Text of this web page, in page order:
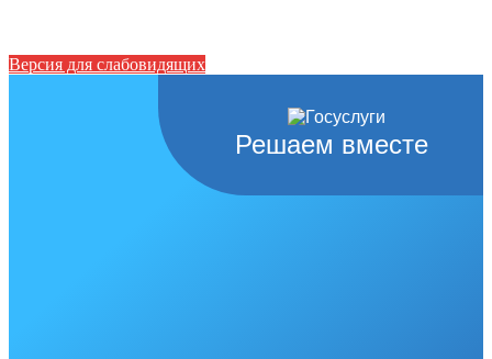
Версия для слабовидящих
Решаем вместе